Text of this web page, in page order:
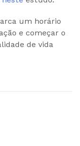
um horário
e começar o
de vida